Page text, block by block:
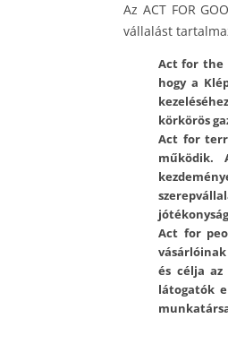
Az ACT FOR
vállalást
Act for the
hogy a
körkörös
Act for
működik.
Act for
és célja
látogatók